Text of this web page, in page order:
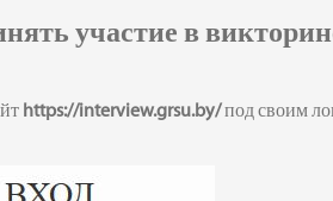
участие в
https://interview.grsu.by/под своим